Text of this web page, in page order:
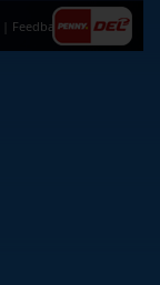
Feedback|AGB